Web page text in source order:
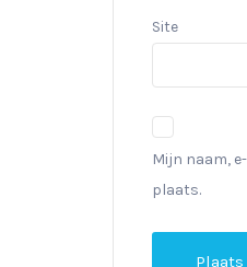
Site
Mijn naam,
plaats.